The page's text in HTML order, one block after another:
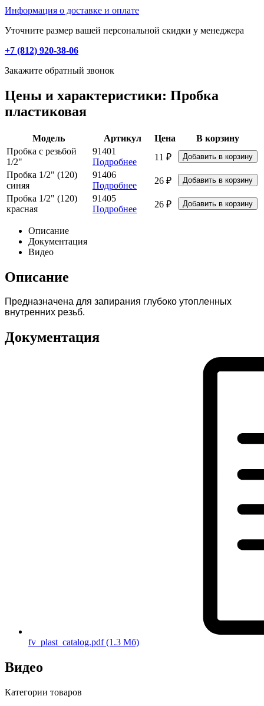
Информация о доставке и оплате
Уточните размер вашей персональной скидки у менеджера
+7 (812) 920-38-06
Закажите обратный звонок
Цены и характеристики: Пробка
пластиковая
Модель Артикул Цена
В корзину
Пробка с резьбой
1/2"
91401
Подробнее
11 ₽
Пробка 1/2" (120)
синяя
91406
Подробнее
26 ₽
Пробка 1/2" (120)
красная
91405
Подробнее
26 ₽
Описание
Документация
Видео
Описание
Предназначена для запирания глубоко утопленных
внутренних резьб.
Документация
fv_plast_catalog.pdf(1.3 Мб)
Видео
Категории товаров